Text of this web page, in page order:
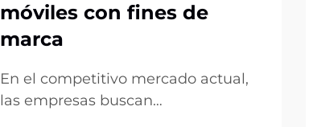
móviles con fines de
marca
En el competitivo mercado actual,
las empresas buscan